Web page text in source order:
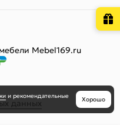
Mebel169.ru
данных
и рекомендательные
Хорошо